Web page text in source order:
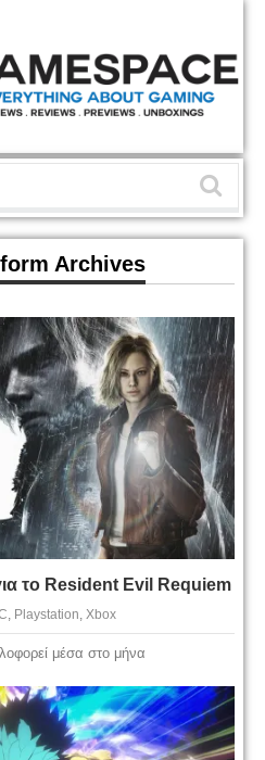
Archives
το Resident Evil Requiem
, Playstation, Xbox
μέσα στο μήνα